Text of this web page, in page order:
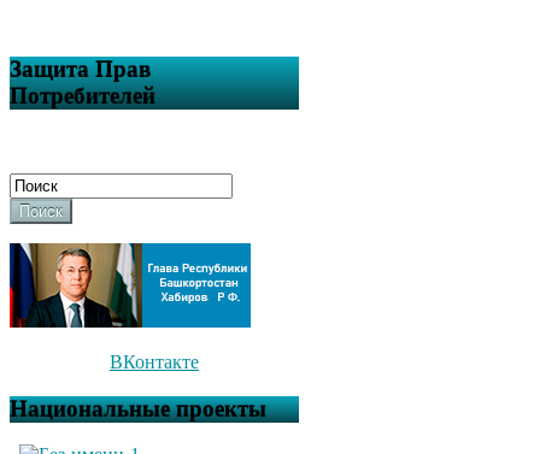
Защита Прав
Потребителей
Поиск
ВКонтакте
Национальные проекты